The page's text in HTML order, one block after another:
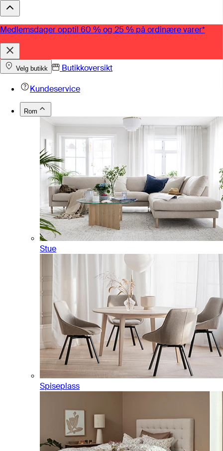
Medlemsdager opptil 60 % og 25 % på ordinære varer*
Velg butikk
Butikkoversikt
Kundeservice
Rom
Stue
Spiseplass